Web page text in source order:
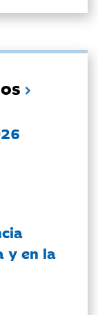
y en la